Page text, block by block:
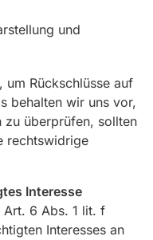
und
um Rückschlüsse auf
behalten wir uns vor,
überprüfen, sollten
rechtswidrige
Interesse
6 Abs. 1 lit. f
Interesses an